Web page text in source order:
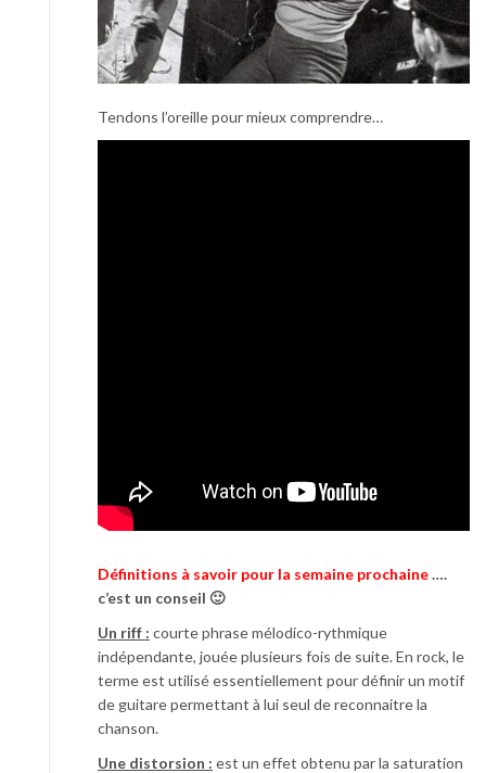
Tendons l’oreille pour mieux comprendre…
Définitions à savoir pour la semaine prochaine….
c’est un conseil 🙂
Un riff : courte phrase mélodico-rythmique
indépendante, jouée plusieurs fois de suite. En rock, le
terme est utilisé essentiellement pour définir un motif
de guitare permettant à lui seul de reconnaitre la
chanson.
Une distorsion : est un effet obtenu par la saturation